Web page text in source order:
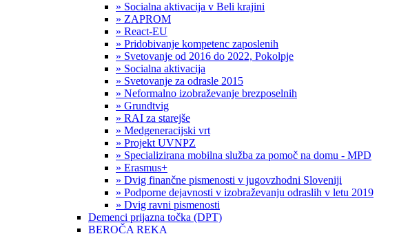
» Socialna aktivacija v Beli krajini
» ZAPROM
» React-EU
» Pridobivanje kompetenc zaposlenih
» Svetovanje od 2016 do 2022, Pokolpje
» Socialna aktivacija
» Svetovanje za odrasle 2015
» Neformalno izobraževanje brezposelnih
» Grundtvig
» RAI za starejše
» Medgeneracijski vrt
» Projekt UVNPZ
» Specializirana mobilna služba za pomoč na domu - MPD
» Erasmus+
» Dvig finančne pismenosti v jugovzhodni Sloveniji
» Podporne dejavnosti v izobraževanju odraslih v letu 2019
» Dvig ravni pismenosti
Demenci prijazna točka (DPT)
BEROČA REKA